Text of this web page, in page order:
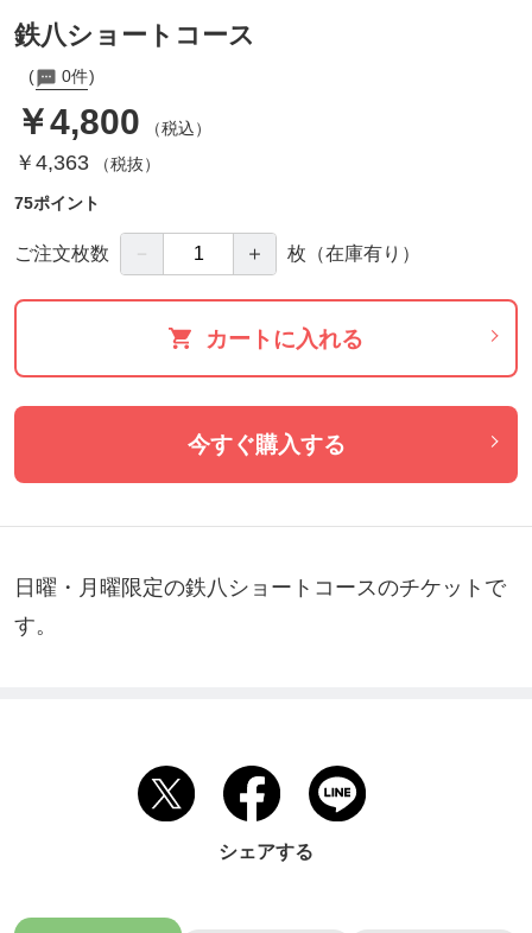
鉄八ショートコース
0件
￥4,800 （税込）
￥4,363（税抜）
75ポイント
ご注文枚数 － ＋ 枚 （在庫有り）
カートに入れる
今すぐ購入する
日曜・月曜限定の鉄八ショートコースのチケットで
す。
シェアする